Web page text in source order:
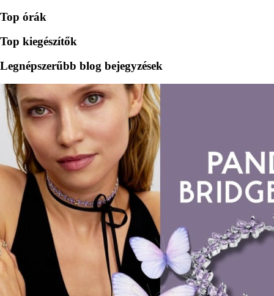
Top órák
Top kiegészítők
Legnépszerűbb blog bejegyzések